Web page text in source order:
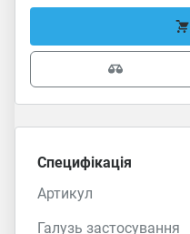
Специфікація
Артикул
Галузь застосування